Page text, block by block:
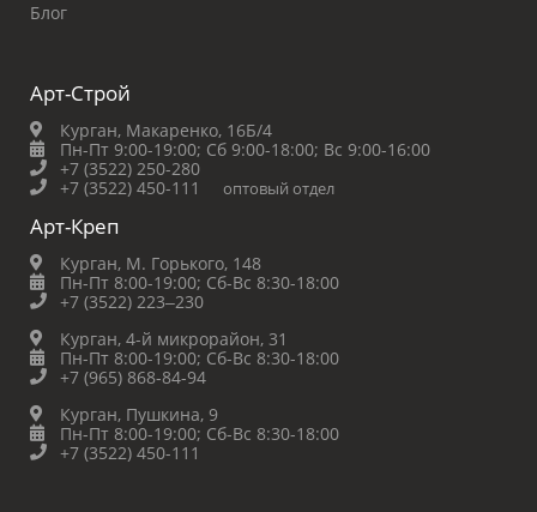
Блог
Арт-Строй
Курган, Макаренко, 16Б/4
Пн-Пт 9:00-19:00; Сб 9:00-18:00; Вс 9:00-16:00
+7 (3522) 250-280
+7 (3522) 450-111
оптовый отдел
Арт-Креп
Курган, М. Горького, 148
Пн-Пт 8:00-19:00; Сб-Вс 8:30-18:00
+7 (3522) 223‒230
Курган, 4-й микрорайон, 31
Пн-Пт 8:00-19:00; Сб-Вс 8:30-18:00
+7 (965) 868-84-94
Курган, Пушкина, 9
Пн-Пт 8:00-19:00; Сб-Вс 8:30-18:00
+7 (3522) 450-111